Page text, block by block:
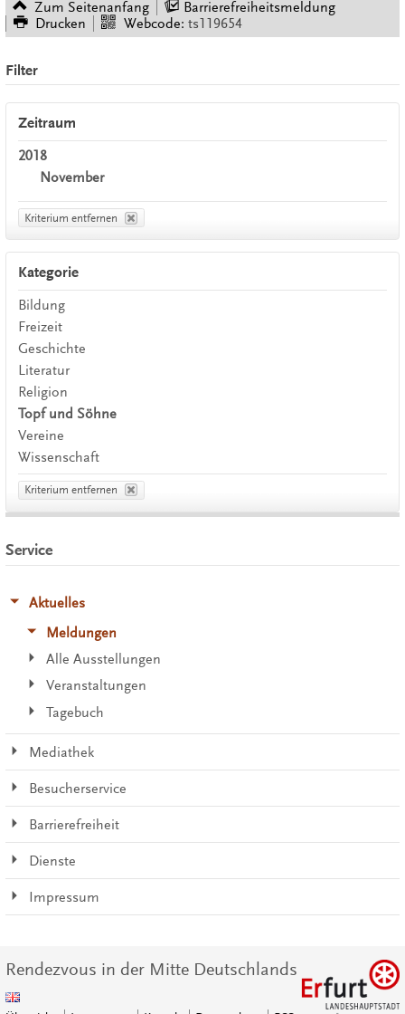
Zum Seitenanfang
Barrierefreiheitsmeldung
Drucken
Webcode: ts119654
Filter
Zeitraum
2018
November
Kriterium entfernen
Kategorie
Bildung
Freizeit
Geschichte
Literatur
Religion
Topf und Söhne
Vereine
Wissenschaft
Kriterium entfernen
Service
Aktuelles
Meldungen
Alle Ausstellungen
Veranstaltungen
Tagebuch
Mediathek
Besucherservice
Barrierefreiheit
Dienste
Impressum
Rendezvous in der Mitte Deutschlands